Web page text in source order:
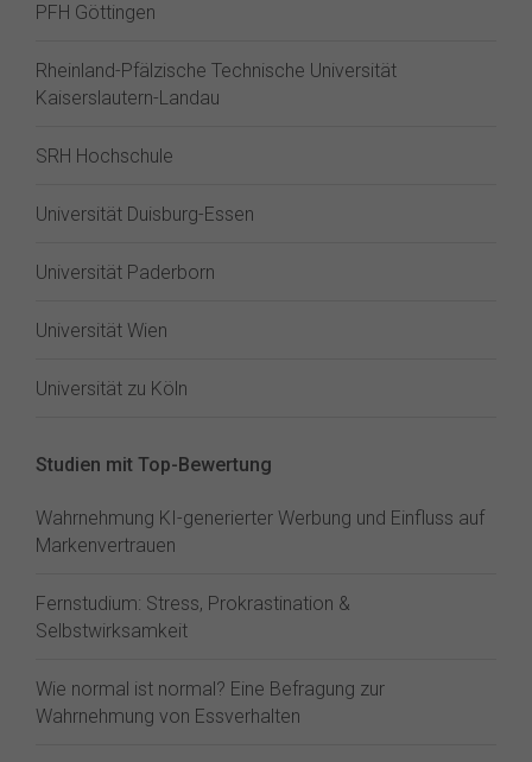
PFH Göttingen
Rheinland-Pfälzische Technische Universität
Kaiserslautern-Landau
SRH Hochschule
Universität Duisburg-Essen
Universität Paderborn
Universität Wien
Universität zu Köln
Studien mit Top-Bewertung
Wahrnehmung KI-generierter Werbung und Einfluss auf
Markenvertrauen
Fernstudium: Stress, Prokrastination &
Selbstwirksamkeit
Wie normal ist normal? Eine Befragung zur
Wahrnehmung von Essverhalten